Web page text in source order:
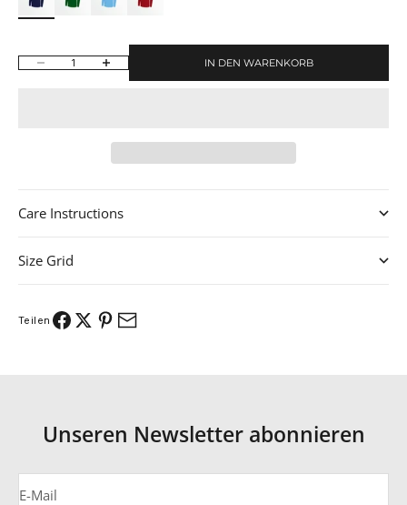
Anzahl verringernAnzahl erhöhen IN DEN WARENKORB
Care Instructions
Size Grid
Teilen
Unseren Newsletter abonnieren
E-Mail